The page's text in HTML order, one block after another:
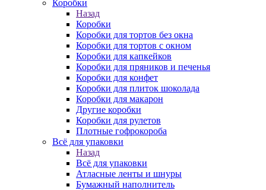
Коробки
Назад
Коробки
Коробки для тортов без окна
Коробки для тортов с окном
Коробки для капкейков
Коробки для пряников и печенья
Коробки для конфет
Коробки для плиток шоколада
Коробки для макарон
Другие коробки
Коробки для рулетов
Плотные гофрокороба
Всё для упаковки
Назад
Всё для упаковки
Атласные ленты и шнуры
Бумажный наполнитель